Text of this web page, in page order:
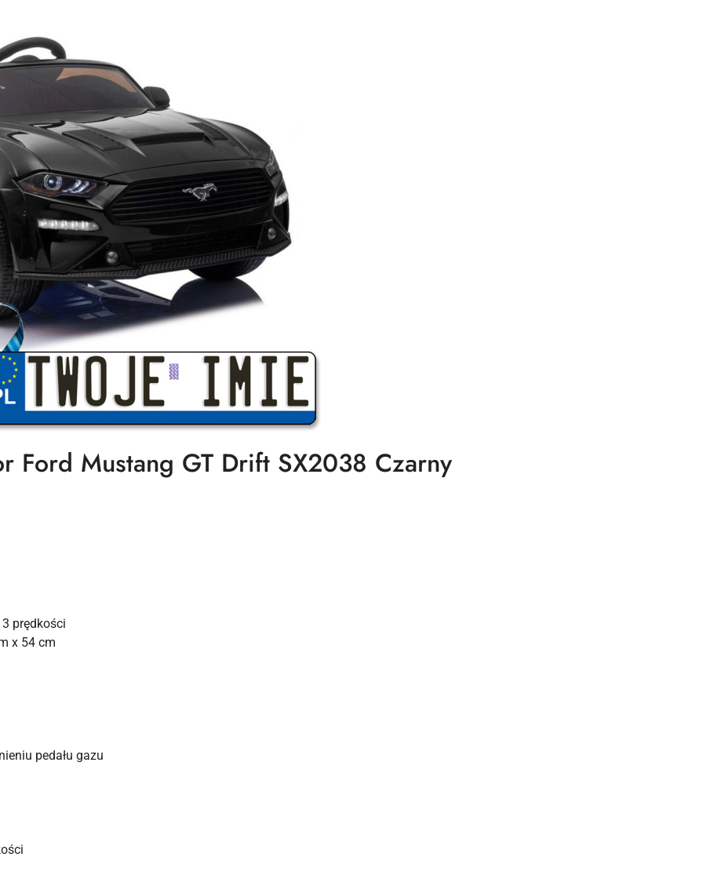
Ford Mustang GT Drift SX2038 Czarny
prędkości
x 54 cm
pedału gazu